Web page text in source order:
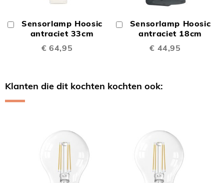
Sensorlamp Hoosic
antraciet 33cm
€ 64,95
In
Winkelwagen
Sensorlamp Hoosic
antraciet 18cm
€ 44,95
In
Winkelwagen
Klanten die dit kochten kochten ook: